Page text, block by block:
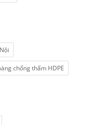
chống thấm HDPE